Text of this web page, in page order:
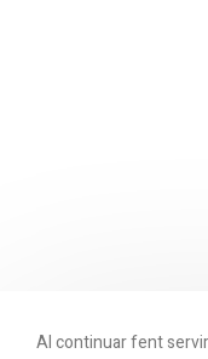
Al continuar fent